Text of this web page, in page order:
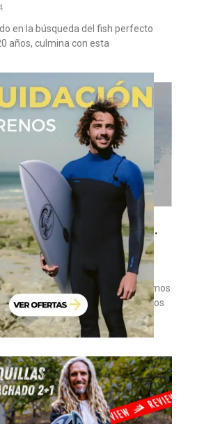
en la búsqueda del fish perfecto
años, culmina con esta
vs Too Fish.
Machado
de tablas de Rob Machado, hablamos
asegurada. Hoy comparamos